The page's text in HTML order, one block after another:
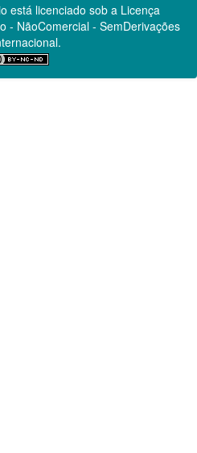
está licenciado sob a Licença
- NãoComercial - SemDerivações